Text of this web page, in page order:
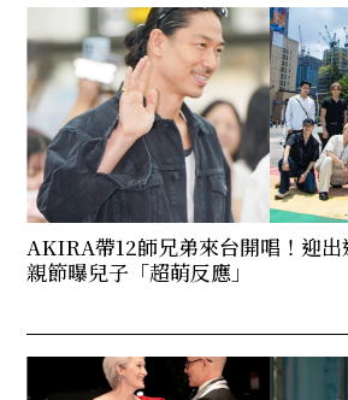
AKIRA帶12師兄弟來台開唱！迎
親節曝兒子「超萌反應」